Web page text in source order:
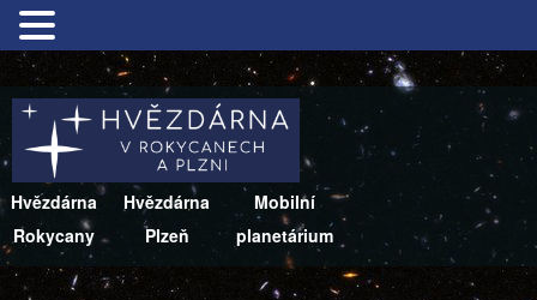
Hvězdárna
Rokycany
Hvězdárna
Plzeň
Mobilní
planetárium